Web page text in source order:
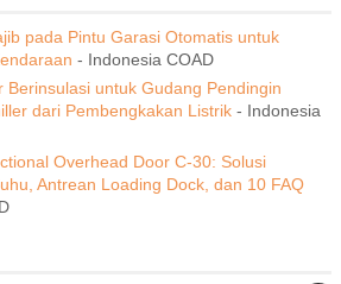
pada Pintu Garasi Otomatis untuk
- Indonesia COAD
Berinsulasi untuk Gudang Pendingin
dari Pembengkakan Listrik - Indonesia
Overhead Door C-30: Solusi
Antrean Loading Dock, dan 10 FAQ